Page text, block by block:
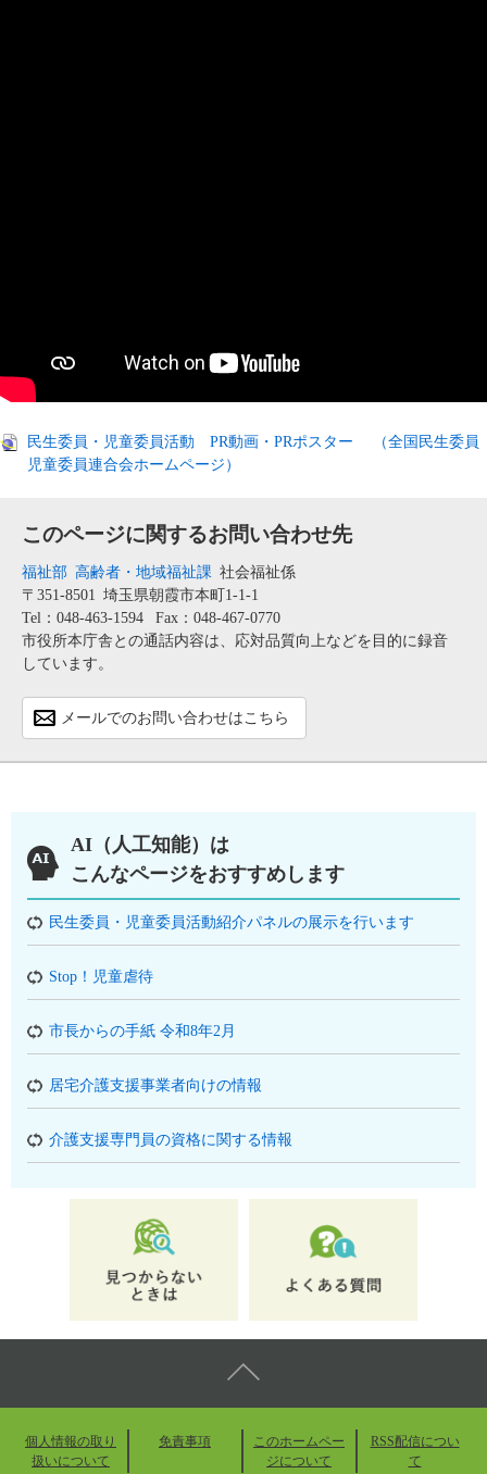
民生委員・児童委員活動 PR動画・PRポスター （全国民生委員
児童委員連合会ホームページ）
このページに関するお問い合わせ先
福祉部 高齢者・地域福祉課 社会福祉係
〒351-8501 埼玉県朝霞市本町1-1-1
Tel：048-463-1594
Fax：048-467-0770
市役所本庁舎との通話内容は、応対品質向上などを目的に録音
しています。
メールでのお問い合わせはこちら
AI（人工知能）は
こんなページをおすすめします
民生委員・児童委員活動紹介パネルの展示を行います
Stop！児童虐待
市長からの手紙 令和8年2月
居宅介護支援事業者向けの情報
介護支援専門員の資格に関する情報
個人情報の取り
扱いについて
免責事項
このホームペー
ジについて
RSS配信につい
て